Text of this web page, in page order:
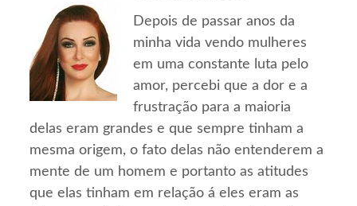
Depois de passar anos da
minha vida vendo mulheres
em uma constante luta pelo
amor, percebi que a dor e a
frustração para a maioria
delas eram grandes e que sempre tinham a
mesma origem, o fato delas não entenderem a
mente de um homem e portanto as atitudes
que elas tinham em relação á eles eram as